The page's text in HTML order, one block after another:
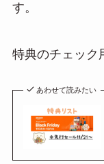
す。
特典のチェック
あわせて読みたい